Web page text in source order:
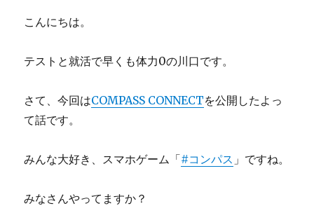
こんにちは。
テストと就活で早くも体力0の川口です。
さて、今回はCOMPASS CONNECTを公開したよっ
て話です。
みんな大好き、スマホゲーム「#コンパス 」ですね。
みなさんやってますか？